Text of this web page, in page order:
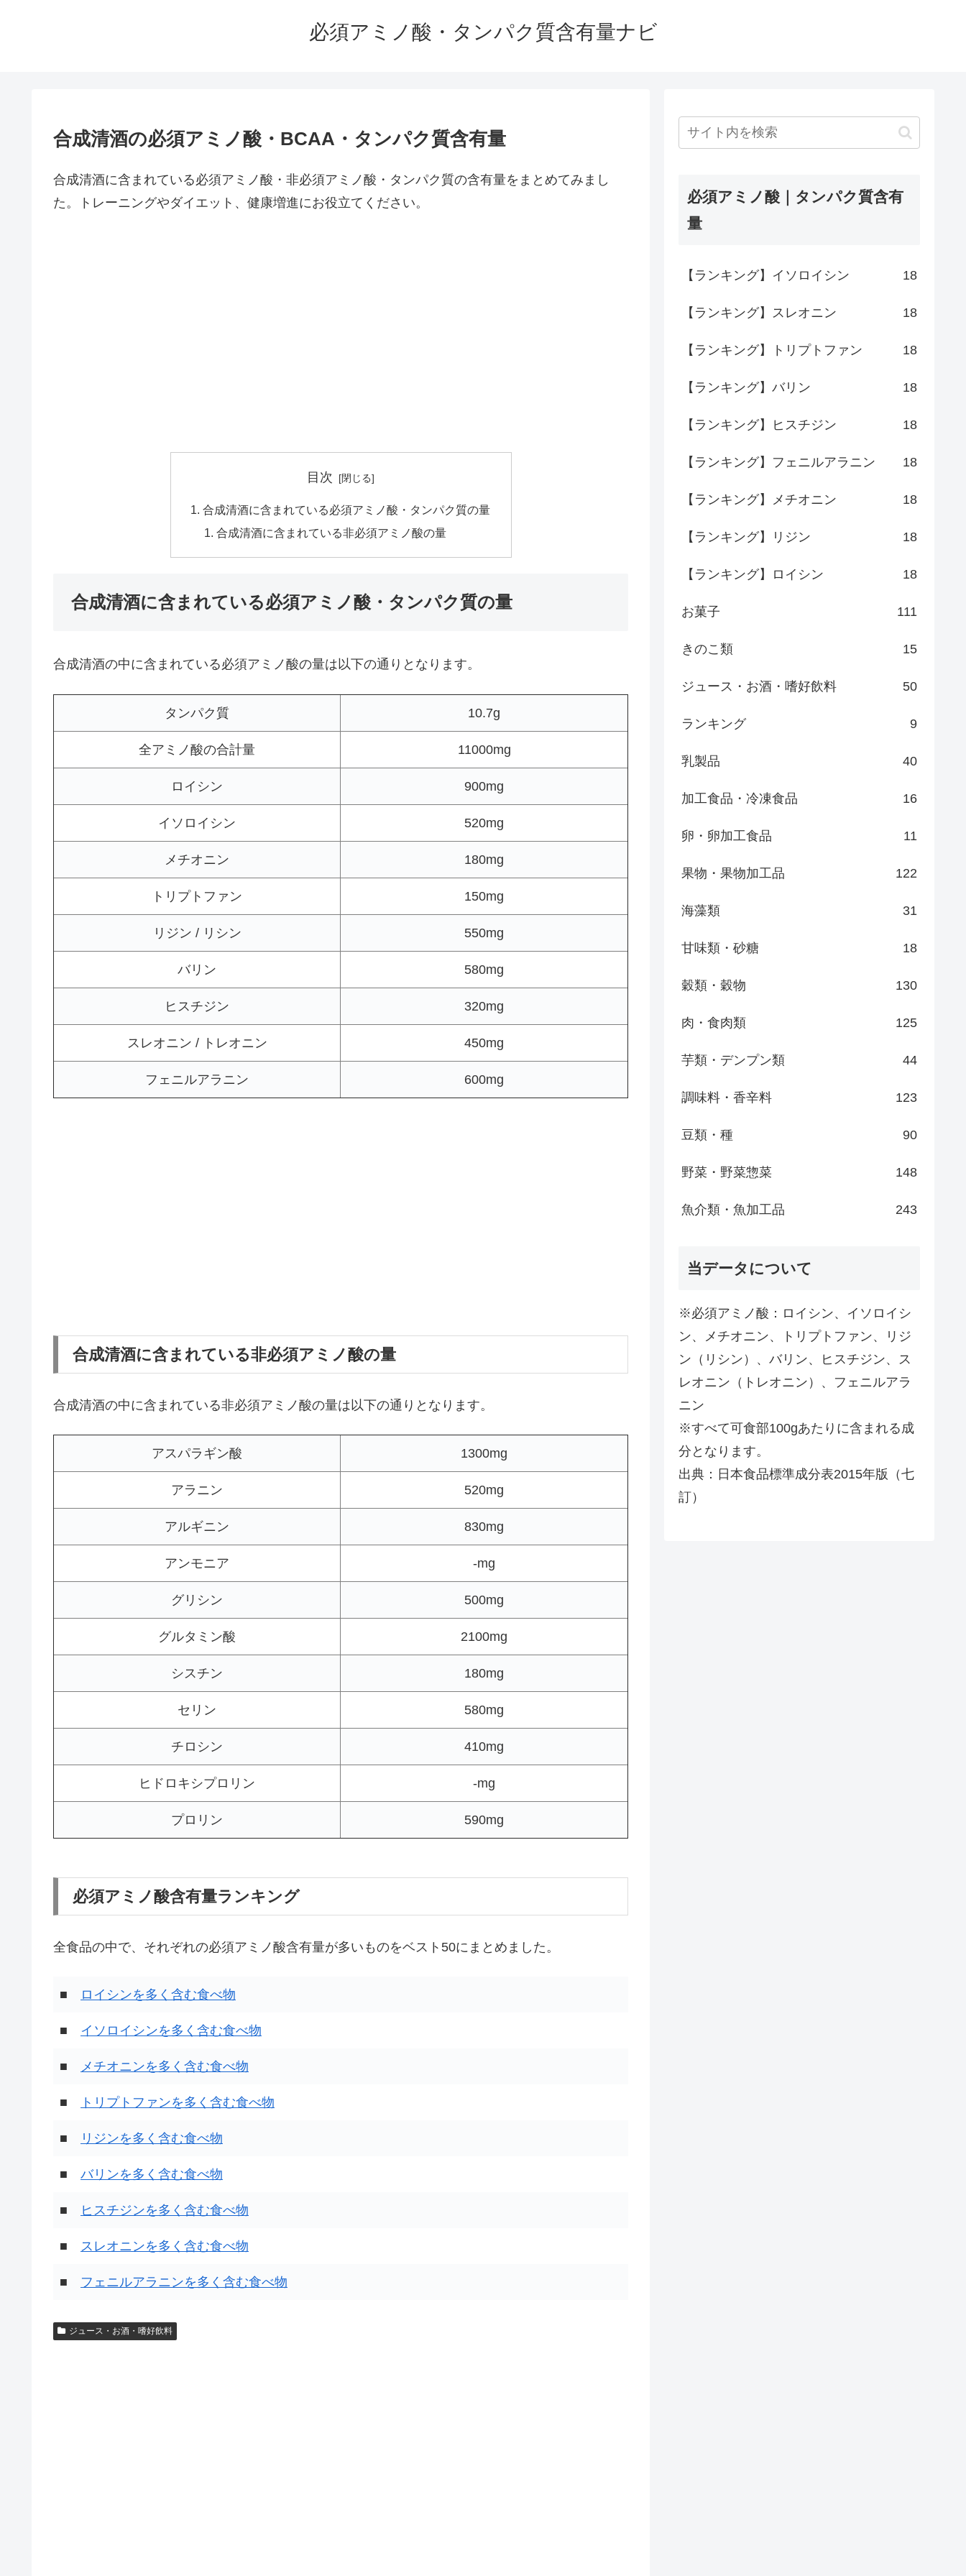
必須アミノ酸・タンパク質含有量ナビ
合成清酒の必須アミノ酸・BCAA・タンパク質含有量
合成清酒に含まれている必須アミノ酸・非必須アミノ酸・タンパク質の含有量をまとめてみまし
た。トレーニングやダイエット、健康増進にお役立てください。
目次
合成清酒に含まれている必須アミノ酸・タンパク質の量
合成清酒に含まれている非必須アミノ酸の量
合成清酒に含まれている必須アミノ酸・タンパク質の量
合成清酒の中に含まれている必須アミノ酸の量は以下の通りとなります。
タンパク質 10.7g
全アミノ酸の合計量 11000mg
ロイシン 900mg
イソロイシン 520mg
メチオニン 180mg
トリプトファン 150mg
リジン / リシン 550mg
バリン 580mg
ヒスチジン 320mg
スレオニン / トレオニン 450mg
フェニルアラニン 600mg
合成清酒に含まれている非必須アミノ酸の量
合成清酒の中に含まれている非必須アミノ酸の量は以下の通りとなります。
アスパラギン酸 1300mg
アラニン 520mg
アルギニン 830mg
アンモニア -mg
グリシン 500mg
グルタミン酸 2100mg
シスチン 180mg
セリン 580mg
チロシン 410mg
ヒドロキシプロリン -mg
プロリン 590mg
必須アミノ酸含有量ランキング
全食品の中で、それぞれの必須アミノ酸含有量が多いものをベスト50にまとめました。
■ ロイシンを多く含む食べ物
■ イソロイシンを多く含む食べ物
■ メチオニンを多く含む食べ物
■ トリプトファンを多く含む食べ物
■ リジンを多く含む食べ物
■ バリンを多く含む食べ物
■ ヒスチジンを多く含む食べ物
■ スレオニンを多く含む食べ物
■ フェニルアラニンを多く含む食べ物
ジュース・お酒・嗜好飲料
必須アミノ酸｜タンパク質含有
量
【ランキング】イソロイシン 18
【ランキング】スレオニン 18
【ランキング】トリプトファン 18
【ランキング】バリン 18
【ランキング】ヒスチジン 18
【ランキング】フェニルアラニン 18
【ランキング】メチオニン 18
【ランキング】リジン 18
【ランキング】ロイシン 18
お菓子 111
きのこ類 15
ジュース・お酒・嗜好飲料 50
ランキング 9
乳製品 40
加工食品・冷凍食品 16
卵・卵加工食品 11
果物・果物加工品 122
海藻類 31
甘味類・砂糖 18
穀類・穀物 130
肉・食肉類 125
芋類・デンプン類 44
調味料・香辛料 123
豆類・種 90
野菜・野菜惣菜 148
魚介類・魚加工品 243
当データについて
※必須アミノ酸：ロイシン、イソロイシ
ン、メチオニン、トリプトファン、リジ
ン（リシン）、バリン、ヒスチジン、ス
レオニン（トレオニン）、フェニルアラ
ニン
※すべて可食部100gあたりに含まれる成
分となります。
出典：日本食品標準成分表2015年版（七
訂）